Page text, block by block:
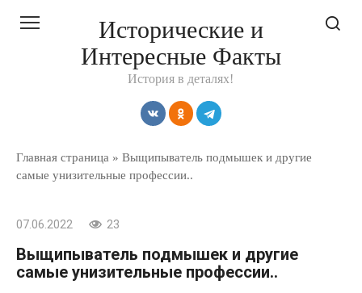
Исторические и
Интересные Факты
История в деталях!
Главная страница » Выщипыватель подмышек и другие
самые унизительные профессии..
07.06.2022 23
Выщипыватель подмышек и другие
самые унизительные профессии..